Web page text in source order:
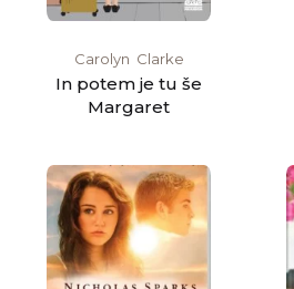
Carolyn‏ ‎ Clarke
In potem je tu še
Margaret